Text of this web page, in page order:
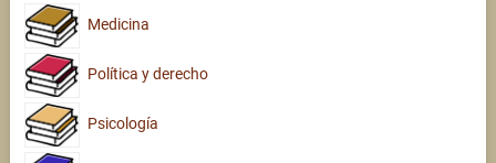
Medicina
Política y derecho
Psicología